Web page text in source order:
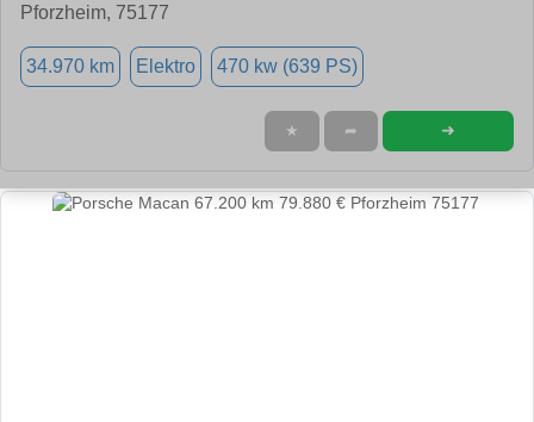
Pforzheim, 75177
34.970 km Elektro 470 kw (639 PS)
★ ➦ ➜